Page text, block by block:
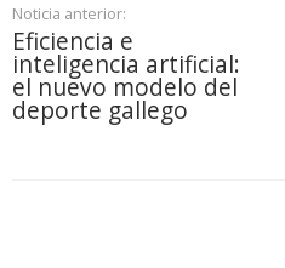
Noticia anterior:
Eficiencia e
inteligencia artificial:
el nuevo modelo del
deporte gallego